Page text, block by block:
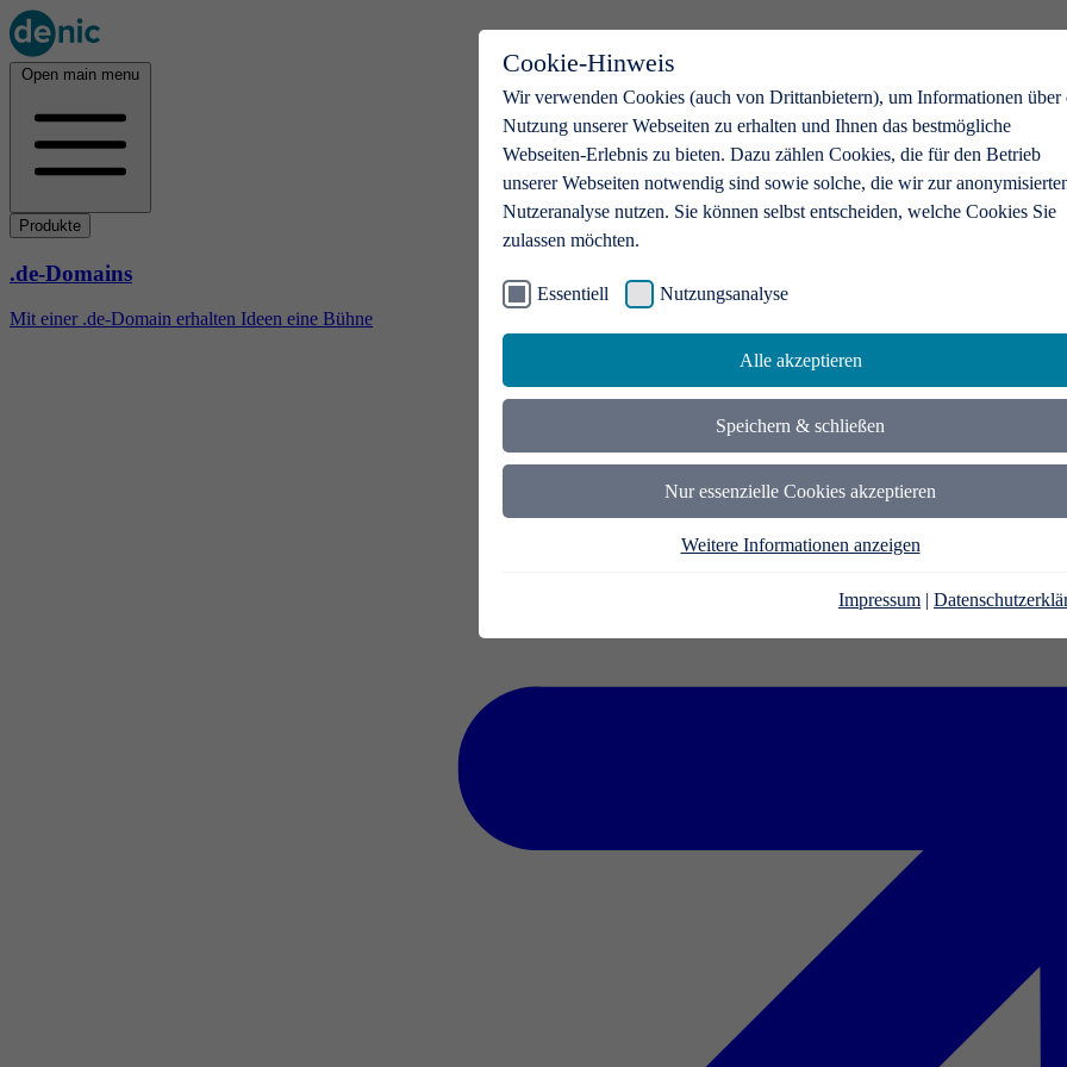
Cookie-Hinweis
Wir verwenden Cookies (auch von Drittanbietern), um Informationen über
Nutzung unserer Webseiten zu erhalten und Ihnen das bestmögliche
Webseiten-Erlebnis zu bieten. Dazu zählen Cookies, die für den Betrieb
unserer Webseiten notwendig sind sowie solche, die wir zur
Nutzeranalyse nutzen. Sie können selbst entscheiden, welche Cookies Sie
zulassen möchten.
Essentiell Nutzungsanalyse
Alle akzeptieren
Speichern & schließen
Nur essenzielle Cookies akzeptieren
Weitere Informationen anzeigen
Impressum |
Open main menu
Produkte
.de-Domains
Mit einer .de-Domain erhalten Ideen eine Bühne